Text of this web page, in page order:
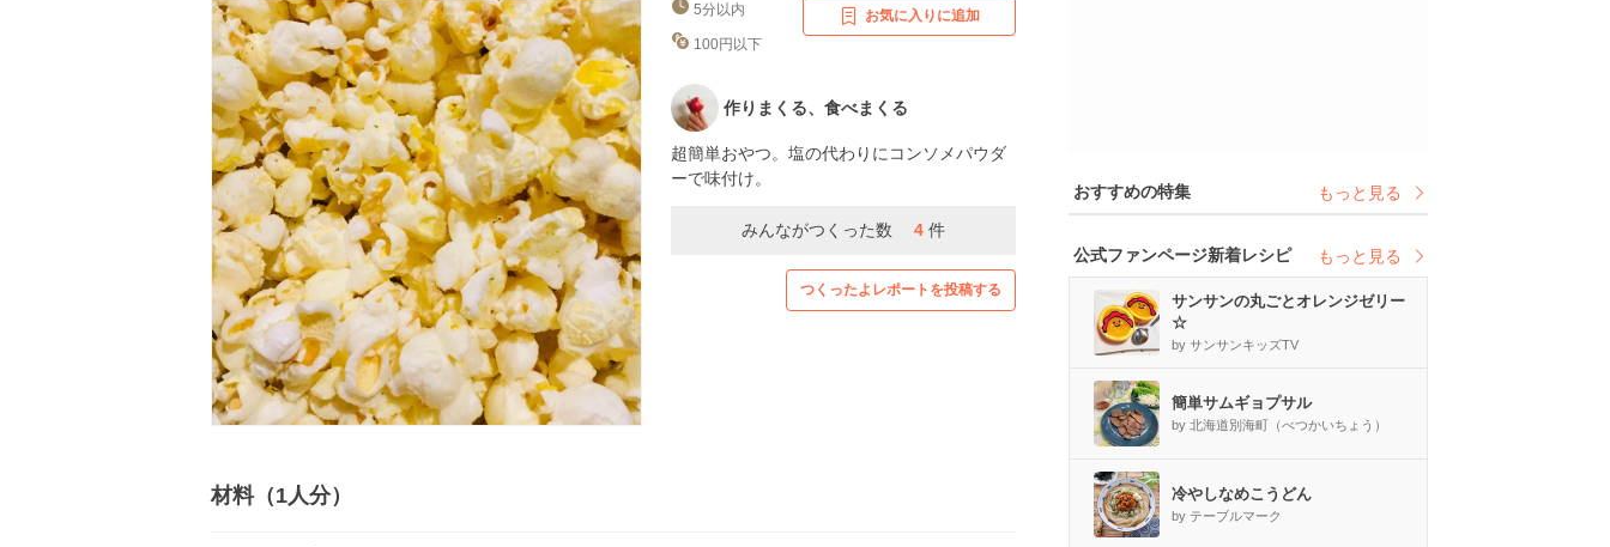
5分以内
100円以下
お気に入りに追加
作りまくる、食べまくる
超簡単おやつ。塩の代わりにコンソメパウダ
ーで味付け。
みんながつくった数 4 件
つくったよレポートを投稿する
材料（1人分）
おすすめの特集 もっと見る
公式ファンページ新着レシピ もっと見る
サンサンの丸ごとオレンジゼリー
☆
by サンサンキッズTV
簡単サムギョプサル
by 北海道別海町（べつかいちょう）
冷やしなめこうどん
by テーブルマーク